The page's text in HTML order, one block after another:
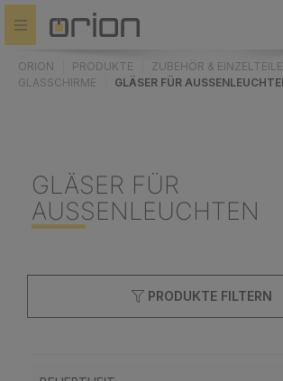
springen
ORION PRODUKTE
ZUBEHÖR & EINZELTEILE
GLASSCHIRME
GLÄSER FÜR AUSSENLEUCHTEN
GLÄSER FÜR
AUSSENLEUCHTEN
PRODUKTE FILTERN